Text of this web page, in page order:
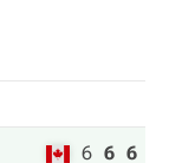
6 6 6